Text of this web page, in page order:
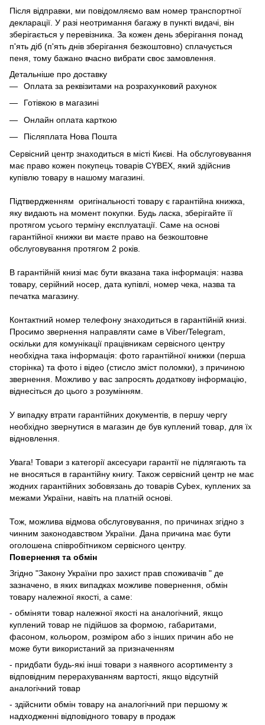
Після відправки, ми повідомляємо вам номер транспортної
декларації. У разі неотримання багажу в пункті видачі, він
зберігається у перевізника. За кожен день зберігання понад
п'ять діб (п'ять днів зберігання безкоштовно) сплачується
пеня, тому бажано вчасно вибрати своє замовлення.
Детальніше про доставку
Оплата за реквізитами на розрахунковий рахунок
Готівкою в магазині
Онлайн оплата карткою
Післяплата Нова Пошта
Сервісний центр знаходиться в місті Києві. На обслуговування
має право кожен покупець товарів СYBEX, який здійснив
купівлю товару в нашому магазині.
Підтвердженням оригінальності товару є гарантійна книжка,
яку видають на момент покупки. Будь ласка, зберігайте її
протягом усього терміну експлуатації. Саме на основі
гарантійної книжки ви маєте право на безкоштовне
обслуговування протягом 2 років.
В гарантійній книзі має бути вказана така інформація: назва
товару, серійний носер, дата купівлі, номер чека, назва та
печатка магазину.
Контактний номер телефону знаходиться в гарантійній книзі.
Просимо звернення направляти саме в Viber/Telegram,
оскільки для комунікації працівникам сервісного центру
необхідна така інформація: фото гарантійної книжки (перша
сторінка) та фото і відео (стисло зміст поломки), з причиною
звернення. Можливо у вас запросять додаткову інформацію,
віднесіться до цього з розумінням.
У випадку втрати гарантійних документів, в першу чергу
необхідно звернутися в магазин де був куплений товар, для їх
відновлення.
Увага! Товари з категорії аксесуари гарантії не підлягають та
не вносяться в гарантійну книгу. Також сервісний центр не має
жодних гарантійних зобовязань до товарів Cybex, куплених за
межами України, навіть на платній основі.
Тож, можлива відмова обслуговування, по причинах згідно з
чинним законодавством України. Дана причина має бути
оголошена співробітником сервісного центру.
Повернення та обмін
Згідно "Закону України про захист прав споживачів " де
зазначено, в яких випадках можливе повернення, обмін
товару належної якості, а саме:
- обміняти товар належної якості на аналогічний, якщо
куплений товар не підійшов за формою, габаритами,
фасоном, кольором, розміром або з інших причин або не
може бути використаний за призначенням
- придбати будь-які інші товари з наявного асортименту з
відповідним перерахуванням вартості, якщо відсутній
аналогічний товар
- здійснити обмін товару на аналогічний при першому ж
надходженні відповідного товару в продаж